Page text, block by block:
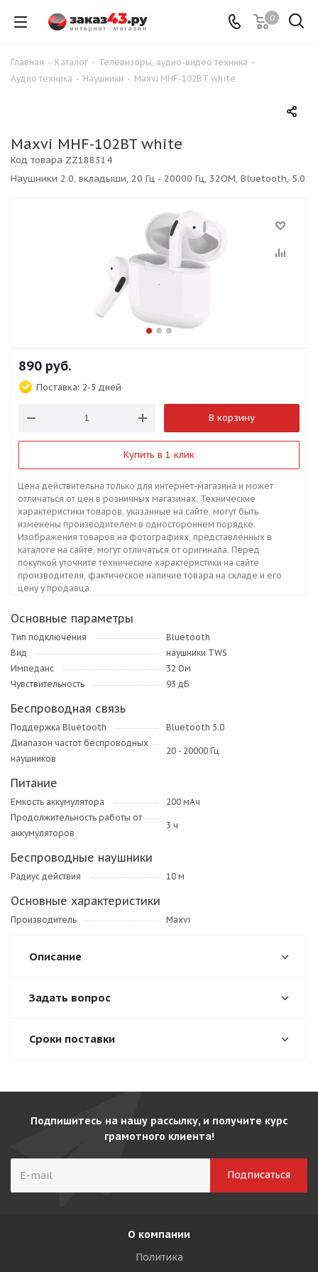
0
Главная - Каталог - Телевизоры, аудио-видео техника -
Аудио техника - Наушники - Maxvi MHF-102BT white
Maxvi MHF-102BT white
Наушники 2.0, вкладыши, 20 Гц - 20000 Гц, 32ОМ, Bluetooth, 5.0
Код товара ZZ188314
890 руб.
Поставка: 2-5 дней
В корзину
Купить в 1 клик
Цена действительна только для интернет-магазина и может
отличаться от цен в розничных магазинах. Технические
характеристики товаров, указанные на сайте, могут быть
изменены производителем в одностороннем порядке.
Изображения товаров на фотографиях, представленных в
каталоге на сайте, могут отличаться от оригинала. Перед
покупкой уточните технические характеристики на сайте
производителя, фактическое наличие товара на складе и его
цену у продавца.
Основные параметры
Тип подключения
Bluetooth
Вид
наушники TWS
Импеданс
32 Ом
Чувствительность
93 дБ
Беспроводная связь
Поддержка Bluetooth
Bluetooth 5.0
Диапазон частот беспроводных
наушников
20 - 20000 Гц
Питание
Емкость аккумулятора
200 мАч
Продолжительность работы от
аккумуляторов
3 ч
Беспроводные наушники
Радиус действия 10 м
Основные характеристики
Производитель Maxvi
Описание
Задать вопрос
Сроки поставки
Подпишитесь на нашу рассылку, и получите курс
грамотного клиента!
О компании
Политика